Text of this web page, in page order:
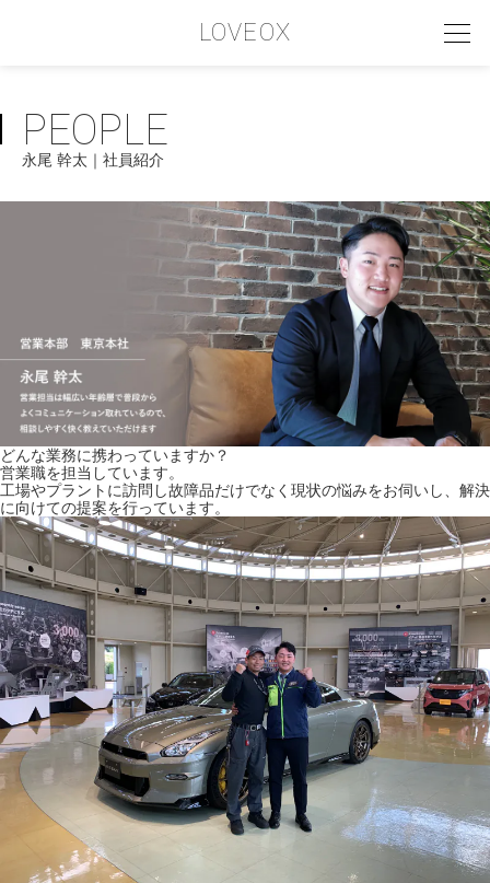
LOVEOX
PHILOSOPHY
フィロソフィー
COMPANY PROFILE
INTERVIEW
お客様インタビュー
RECRUIT
採用情報
GREEN CHALLENGE
環境への取り組み
お問い合わせ 発送先
PEOPLE
永尾 幹太｜社員紹介
どんな業務に携わっていますか？
営業職を担当しています。
工場やプラントに訪問し故障品だけでなく現状の悩みをお伺いし、解決
に向けての提案を行っています。